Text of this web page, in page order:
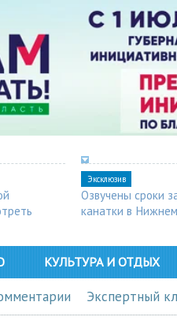
Эксклюзив
Озвучены сроки
канатки в
КУЛЬТУРА И ОТДЫХ
Экспертный